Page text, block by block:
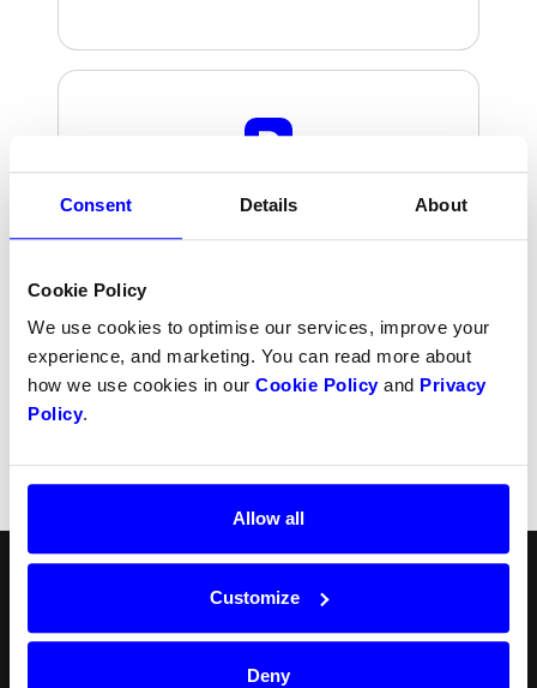
Consent Details About
Cookie Policy
We use cookies to optimise our services, improve your
experience, and marketing. You can read more about
how we use cookies in our Cookie Policyand Privacy
Policy.
Allow all
Customize
Deny
20.01.2023
Walley terms - FI
API